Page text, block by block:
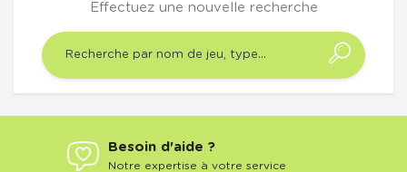
Effectuez une nouvelle recherche
Besoin d'aide ?
Notre expertise à votre service